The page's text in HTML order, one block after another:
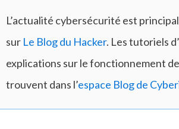
L’actualité cybersécurité est
sur Le Blog du Hacker. Les tutoriels
explications sur le fonctionnement
trouvent dans l’espace Blog de